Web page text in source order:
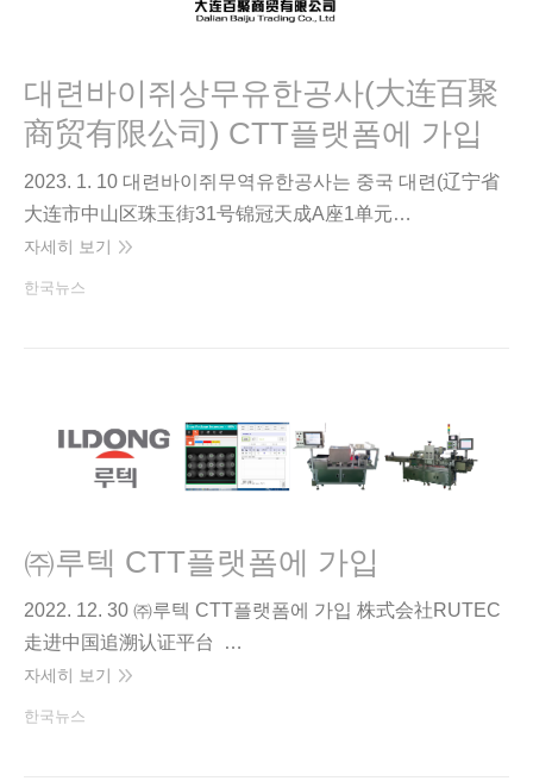
대련바이쥐상무유한공사(大连百聚
商贸有限公司) CTT플랫폼에 가입
2023. 1. 10 대련바이쥐무역유한공사는 중국 대련(辽宁省
大连市中山区珠玉街31号锦冠天成A座1单元…
자세히 보기
한국뉴스
㈜루텍 CTT플랫폼에 가입
2022. 12. 30 ㈜루텍 CTT플랫폼에 가입 株式会社RUTEC
走进中国追溯认证平台 …
자세히 보기
한국뉴스